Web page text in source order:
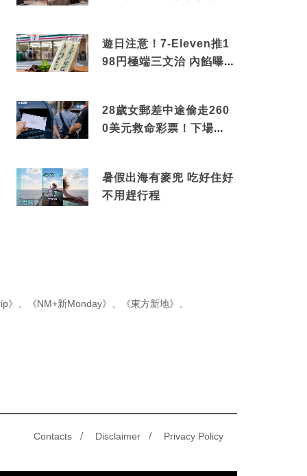
遊日注意！7-Eleven推1
98円極端三文治 內餡曝
28歲女郵差中途偷走260
0美元救命彩票！下場令
暑假出海有麥兜 吃好住好
不用趕行程
》 《NM+新Monday》 《東方新地》
Contacts / Disclaimer / Privacy Policy